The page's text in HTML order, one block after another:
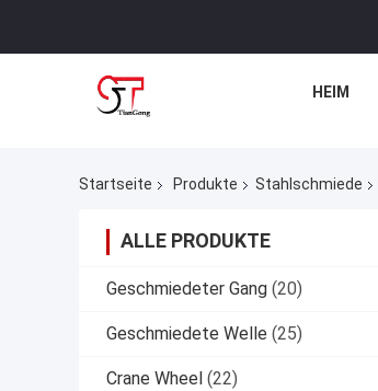
HEIM
Startseite Produkte Stahlschmiede
ALLE PRODUKTE
Geschmiedeter Gang (20)
Geschmiedete Welle (25)
Crane Wheel (22)